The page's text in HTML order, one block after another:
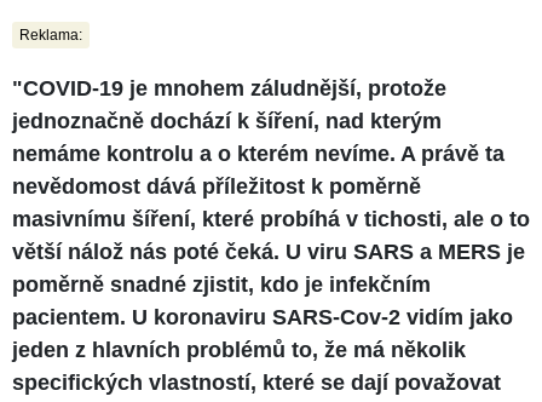
Reklama:
"COVID-19 je mnohem záludnější, protože
jednoznačně dochází k šíření, nad kterým
nemáme kontrolu a o kterém nevíme. A právě ta
nevědomost dává příležitost k poměrně
masivnímu šíření, které probíhá v tichosti, ale o to
větší nálož nás poté čeká. U viru SARS a MERS je
poměrně snadné zjistit, kdo je infekčním
pacientem. U koronaviru SARS-Cov-2 vidím jako
jeden z hlavních problémů to, že má několik
specifických vlastností, které se dají považovat